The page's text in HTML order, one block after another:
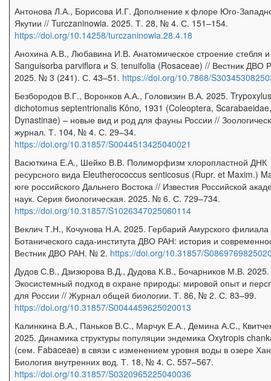
Антонова Л.А., Борисова И.Г. Дополнение к флоре Юго-
Якутии // Turczaninowia. 2025. Т. 28, № 4. С. 151–154.
https://doi.org/10.14258/turczaninowia.28.4.18
Анохина А.В., Любавина И.В. Анатомическое строение стебля и
Sanguisorba parviflora и S. tenuifolia (Rosaceae) // Вестник ДВО
2025. № 3 (241). С. 43–51. https://doi.org/10.7868/
Безбородов В.Г., Воронков А.А., Головизин В.А. 2025. Trypoxylus
dichotomus septentrionalis Kôno, 1931 (Coleoptera, Scarabaeidae,
Dynastinae) – новые вид и род для фауны России //
журнал. Т. 104, № 4. С. 29–34.
https://doi.org/10.31857/S0044513425040021
Васюткина Е.А., Шейко В.В. Полиморфизм хлоропластной ДНК
ресурсного вида Eleutherococcus senticosus (Rupr. et Maxim.)
юге российского Дальнего Востока // Известия Российской
наук. Серия биологическая. 2025. № 6. С. 729–734.
https://doi.org/10.31857/S1026347025060114
Веклич Т.Н., Кочунова Н.А. 2025. Гербарий Амурского филиала
Ботанического сада-института ДВО РАН: история и
Вестник ДВО РАН. № 2. https://doi.org/10.31857/
Дудов С.В., Дзизюрова В.Д., Дудова К.В., Бочарников М.В. 2025.
Экосистемный подход в охране природы: мировой опыт и
для России // Журнал общей биологии. Т. 86, № 2. С. 83–99.
https://doi.org/10.31857/S0044459625020013
Калинкина В.А., Паньков В.С., Марчук Е.А., Демина А.С.,
2025. Динамика структуры популяции эндемика Oxytropis
(сем. Fabaceae) в связи с изменением уровня воды в озере
Биология внутренних вод. Т. 18, № 4. С. 557–567.
https://doi.org/10.31857/S0320965225040036